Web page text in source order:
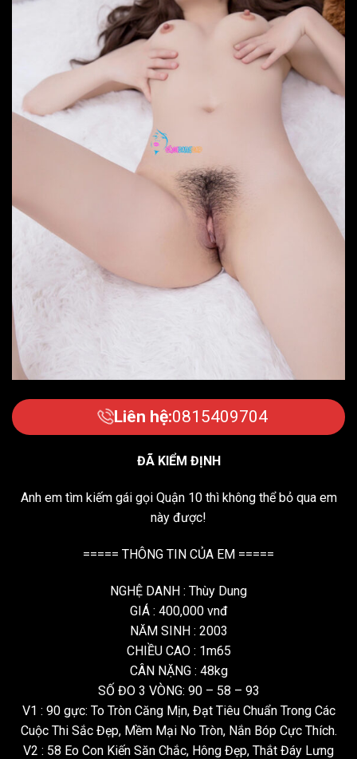
Liên hệ:0815409704
ĐÃ KIỂM ĐỊNH
Anh em tìm kiếm gái gọi Quận 10 thì không thể bỏ qua em
này được!
===== THÔNG TIN CỦA EM =====
NGHỆ DANH : Thùy Dung
GIÁ : 400,000 vnđ
NĂM SINH : 2003
CHIỀU CAO : 1m65
CÂN NẶNG : 48kg
SỐ ĐO 3 VÒNG: 90 – 58 – 93
V1 : 90 gực: To Tròn Căng Mịn, Đạt Tiêu Chuẩn Trong Các
Cuộc Thi Sắc Đẹp, Mềm Mại No Tròn, Nắn Bóp Cực Thích.
V2 : 58 Eo Con Kiến Săn Chắc, Hông Đẹp, Thắt Đáy Lưng